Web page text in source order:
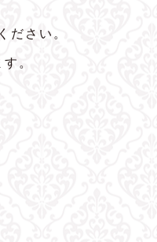
ださい。
。